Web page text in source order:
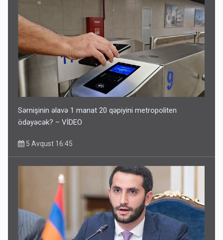
Sərnişinin əlavə 1 manat 20 qəpiyini metropoliten
ödəyəcək? – VİDEO
5 Avqust 16:45